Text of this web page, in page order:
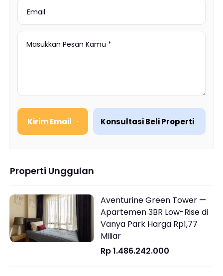
Kirim Email Konsultasi Beli Properti
Properti Unggulan
Aventurine Green Tower —
Apartemen 3BR Low-Rise di
Vanya Park Harga Rp1,77
Miliar
Rp 1.486.242.000